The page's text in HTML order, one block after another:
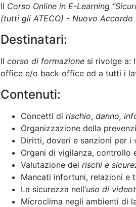
Il Corso Online in E-Learning “S
(tutti gli ATECO) - Nuovo
Destinatari:
Il corso di formazione si rivolge a:
office e/o back office ed a tutti i
Contenuti:
Concetti di rischio, danno,
Organizzazione della
Diritti, doveri e sanzioni per i
Organi di vigilanza, controllo
Valutazione dei rischi e
Mancati infortuni, relazioni e
La sicurezza nell’uso di
Microclima negli ambienti di